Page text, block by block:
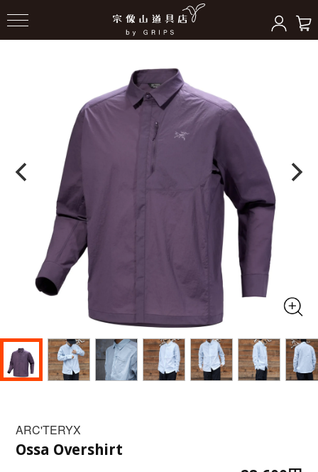
ウインドシェル/シャツ/他
ARC'TERYX
Ossa Overshirt